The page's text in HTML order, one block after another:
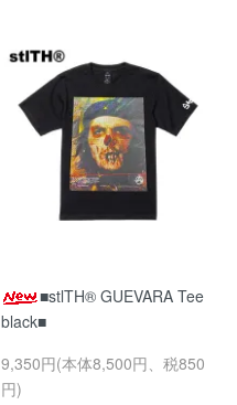
■stlTH® GUEVARA Tee
black■
9,350円(本体8,500円、税850
円)